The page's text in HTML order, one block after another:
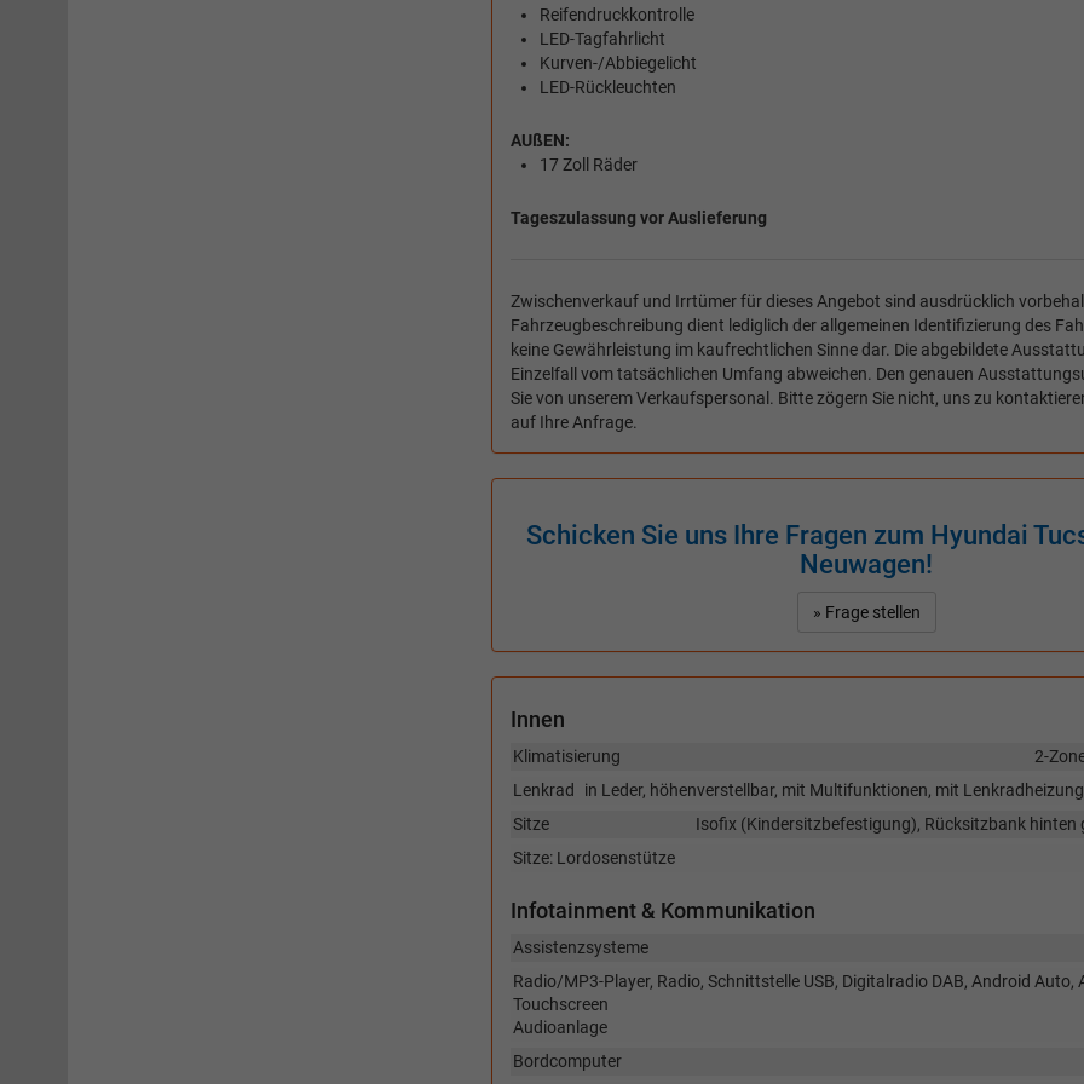
Reifendruckkontrolle
LED-Tagfahrlicht
Kurven-/Abbiegelicht
LED-Rückleuchten
AUßEN:
17 Zoll Räder
Tageszulassung vor Auslieferung
Zwischenverkauf und Irrtümer für dieses Angebot sind ausdrücklich
Fahrzeugbeschreibung dient lediglich der allgemeinen Identifizierung des
keine Gewährleistung im kaufrechtlichen Sinne dar. Die abgebildete
Einzelfall vom tatsächlichen Umfang abweichen. Den genauen
Sie von unserem Verkaufspersonal. Bitte zögern Sie nicht, uns zu
auf Ihre Anfrage.
Schicken Sie uns Ihre Fragen zum Hyundai
Neuwagen!
» Frage stellen
Innen
2-
Klimatisierung
in Leder, höhenverstellbar, mit Multifunktionen, mit
Lenkrad
Isofix (Kindersitzbefestigung), Rücksitzbank hinten
Sitze
Sitze: Lordosenstütze
Infotainment & Kommunikation
Assistenzsysteme
Radio/MP3-Player, Radio, Schnittstelle USB, Digitalradio DAB, Android Auto,
Touchscreen
Audioanlage
Bordcomputer